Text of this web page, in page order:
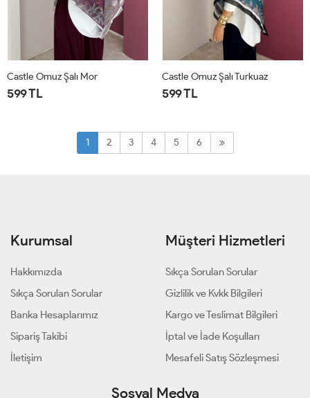
Castle Omuz Şalı Mor
599 TL
Castle Omuz Şalı Turkuaz
599 TL
1 2 3 4 5 6
Kurumsal
Hakkımızda
Sıkça Sorulan Sorular
Banka Hesaplarımız
Sipariş Takibi
İletişim
Müşteri Hizmetleri
Sıkça Sorulan Sorular
Gizlilik ve Kvkk Bilgileri
Kargo ve Teslimat Bilgileri
İptal ve İade Koşulları
Mesafeli Satış Sözleşmesi
Sosyal Medya